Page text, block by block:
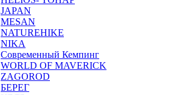
JAPAN
MESAN
NATUREHIKE
NIKA
Современный Кемпинг
WORLD OF MAVERICK
ZAGOROD
БЕРЕГ